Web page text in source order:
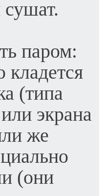
паром:
(типа
экрана
же
(они